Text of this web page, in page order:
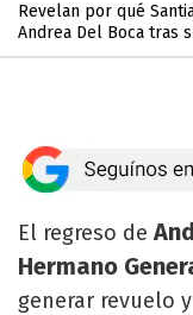
Revelan por qué
Andrea Del Boca tras
El regreso de
Hermano
generar revuelo